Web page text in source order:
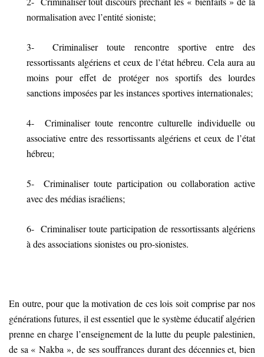
normalisation avec l’entité sioniste;
3- Criminaliser toute rencontre sportive entre des
ressortissants algériens et ceux de l’état hébreu. Cela aura au
moins pour effet de protéger nos sportifs des lourdes
sanctions imposées par les instances sportives internationales;
4- Criminaliser toute rencontre culturelle individuelle ou
associative entre des ressortissants algériens et ceux de l’état
hébreu;
5- Criminaliser toute participation ou collaboration active
avec des médias israéliens;
6- Criminaliser toute participation de ressortissants algériens
à des associations sionistes ou pro-sionistes.
En outre, pour que la motivation de ces lois soit comprise par nos
générations futures, il est essentiel que le système éducatif algérien
prenne en charge l’enseignement de la lutte du peuple palestinien,
de sa « Nakba », de ses souffrances durant des décennies et, bien